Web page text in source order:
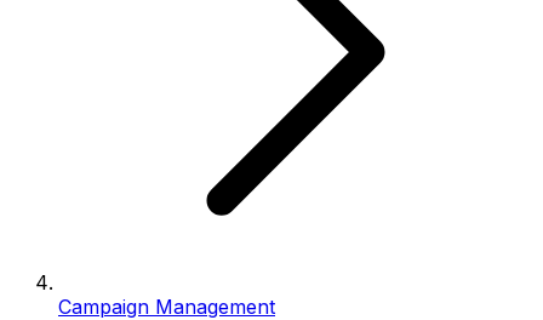
Campaign Management